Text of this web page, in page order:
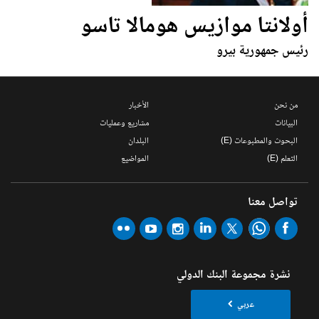
أولانتا موازيس هومالا تاسو
رئيس جمهورية بيرو
من نحن
البيانات
البحوث والمطبوعات (E)
التعلم (E)
الأخبار
مشاريع وعمليات
البلدان
المواضيع
تواصل معنا
نشرة مجموعة البنك الدولي
عربي